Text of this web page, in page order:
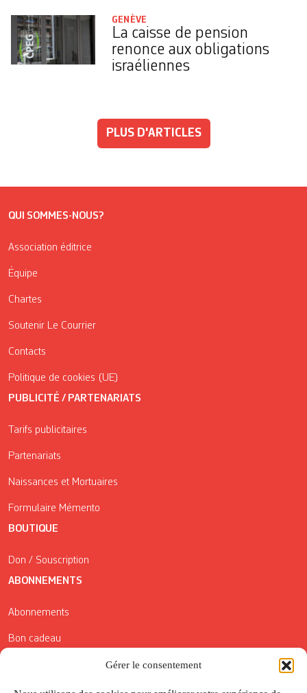
Gérer le consentement
GENÈVE
La caisse de pension
renonce aux obligations
israéliennes
PLUS D'ARTICLES
QUI SOMMES-NOUS?
Association éditrice
Équipe
Chartes
Soutenir Le Courrier
Contacts
Politique de cookies (UE)
PUBLICITÉ / PARTENARIATS
Tarifs publicitaires
Partenariats
Naissances et Mortuaires
Formulaire Mémento
BOUTIQUE
Don / Souscription
ABONNEMENTS
Abonnements
Bon cadeau
Conditions générales de vente